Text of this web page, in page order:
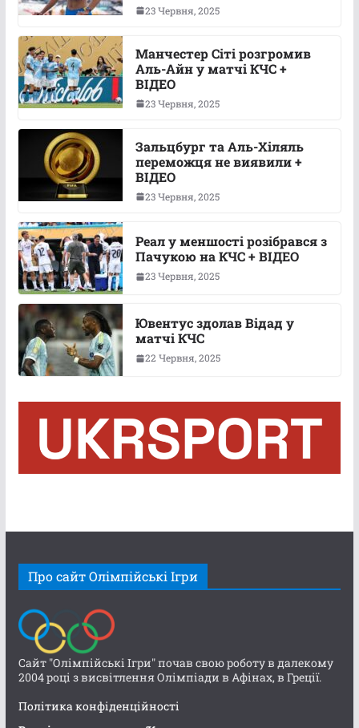
23 Червня, 2025
Манчестер Сіті розгромив
Аль-Айн у матчі КЧС +
ВІДЕО
23 Червня, 2025
Зальцбург та Аль-Хіляль
переможця не виявили +
ВІДЕО
23 Червня, 2025
Реал у меншості розібрався з
Пачукою на КЧС + ВІДЕО
23 Червня, 2025
Ювентус здолав Відад у
матчі КЧС
22 Червня, 2025
Про сайт Олімпійські Ігри
Сайт "Олімпійські Ігри" почав свою роботу в далекому
2004 році з висвітлення Олімпіади в Афінах, в Греції.
Політика конфіденційності